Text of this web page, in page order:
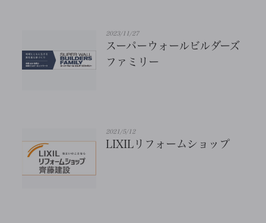
2023/11/27
スーパーウォールビルダーズ
ファミリー
2021/5/12
LIXILリフォームショップ